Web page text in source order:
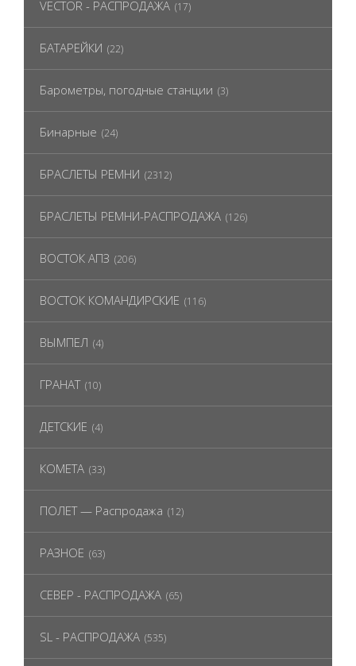
VECTOR - РАСПРОДАЖА (17)
БАТАРЕЙКИ (22)
Барометры, погодные станции (3)
Бинарные (24)
БРАСЛЕТЫ РЕМНИ (2312)
БРАСЛЕТЫ РЕМНИ-РАСПРОДАЖА (126)
ВОСТОК АПЗ (206)
ВОСТОК КОМАНДИРСКИЕ (116)
ВЫМПЕЛ (4)
ГРАНАТ (10)
ДЕТСКИЕ (4)
КОМЕТА (33)
ПОЛЕТ — Распродажа (12)
РАЗНОЕ (63)
СЕВЕР - РАСПРОДАЖА (65)
SL - РАСПРОДАЖА (535)